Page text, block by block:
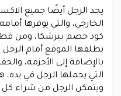
يجد الرجل أيضًا جميع
الخارجي، والتي يوفرها
كود خصم بيرشكا، ومن
يطلقها الموقع أمام الرجل
بالإضافة إلى الأحزمة،
التي يحملها الرجل في يده،
ويتمكن الرجل من شراء كل